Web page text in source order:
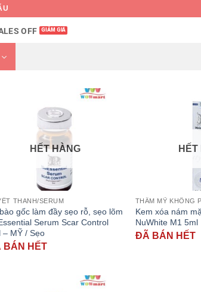
OFF
HẾT HÀNG
THANH/SERUM
gốc làm đầy sẹo rỗ, sẹo lõm
Serum Scar Control
– MỸ / Sẹo
BÁN HẾT
HẾT
THẨM MỸ KHÔNG
Kem xóa nám
NuWhite M1 5ml
ĐÃ BÁN HẾT